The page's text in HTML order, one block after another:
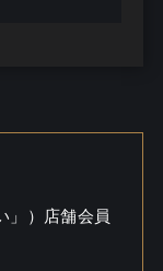
」）店舗会員